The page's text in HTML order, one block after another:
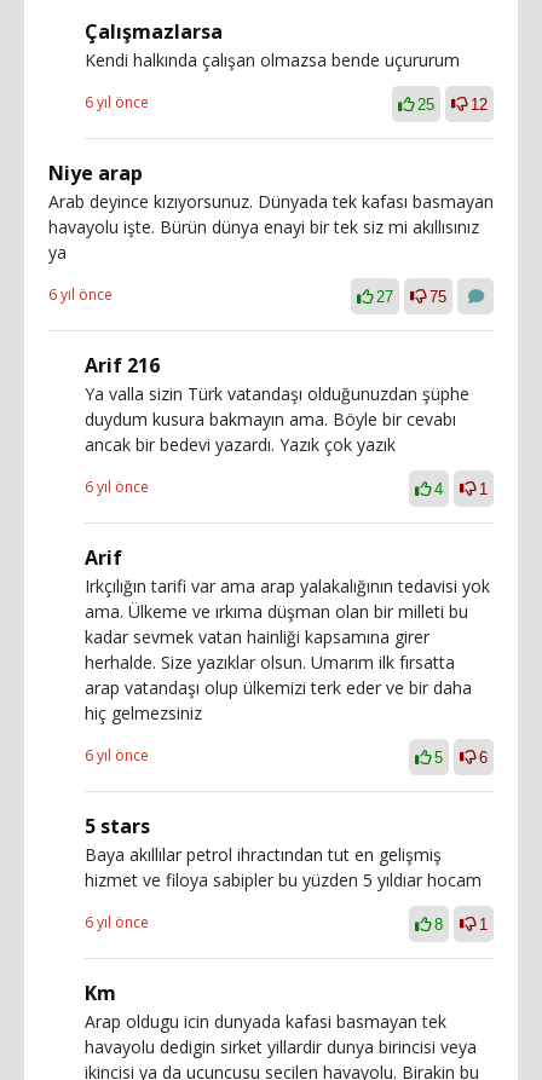
Çalışmazlarsa
Kendi halkında çalışan olmazsa bende uçururum
6 yıl önce 25 12
Niye arap
Arab deyince kızıyorsunuz. Dünyada tek kafası basmayan
havayolu işte. Bürün dünya enayi bir tek siz mi akıllısınız
ya
6 yıl önce 27 75
Arif 216
Ya valla sizin Türk vatandaşı olduğunuzdan şüphe
duydum kusura bakmayın ama. Böyle bir cevabı
ancak bir bedevi yazardı. Yazık çok yazık
6 yıl önce 4 1
Arif
Irkçılığın tarifi var ama arap yalakalığının tedavisi yok
ama. Ülkeme ve ırkıma düşman olan bir milleti bu
kadar sevmek vatan hainliği kapsamına girer
herhalde. Size yazıklar olsun. Umarım ilk fırsatta
arap vatandaşı olup ülkemizi terk eder ve bir daha
hiç gelmezsiniz
6 yıl önce 5 6
5 stars
Baya akıllılar petrol ihractından tut en gelişmiş
hizmet ve filoya sabipler bu yüzden 5 yıldıar hocam
6 yıl önce 8 1
Km
Arap oldugu icin dunyada kafasi basmayan tek
havayolu dedigin sirket yillardir dunya birincisi veya
ikincisi ya da ucuncusu secilen havayolu. Birakin bu